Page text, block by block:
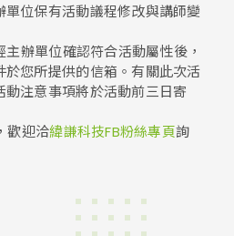
位保有活動議程修改與講師變
辦單位確認符合活動屬性後，
您所提供的信箱。有關此次活
注意事項將於活動前三日寄
歡迎洽緯謙科技FB粉絲專頁詢